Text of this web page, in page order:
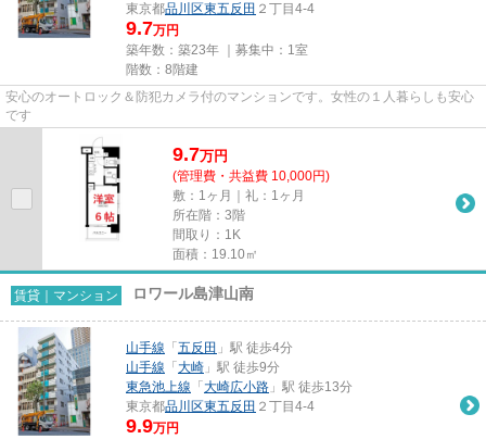
東京都品川区東五反田 ２丁目4-4
9.7万円
築年数：築23年 ｜募集中： 1室
階数：8階建
安心のオートロック＆防犯カメラ付のマンションです。女性の１人暮らしも安心
です
9.7万円
(管理費・共益費 10,000円)
敷：1ヶ月｜礼：1ヶ月
所在階：3階
間取り：1K
面積：19.10㎡
賃貸｜マンション ロワール島津山南
山手線 「 五反田 」駅 徒歩4分
山手線 「 大崎 」駅 徒歩9分
東急池上線 「 大崎広小路 」駅 徒歩13分
東京都品川区東五反田 ２丁目4-4
9.9万円